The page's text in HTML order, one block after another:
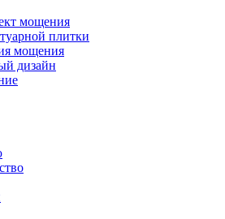
мощения
плитки
мощения
дизайн